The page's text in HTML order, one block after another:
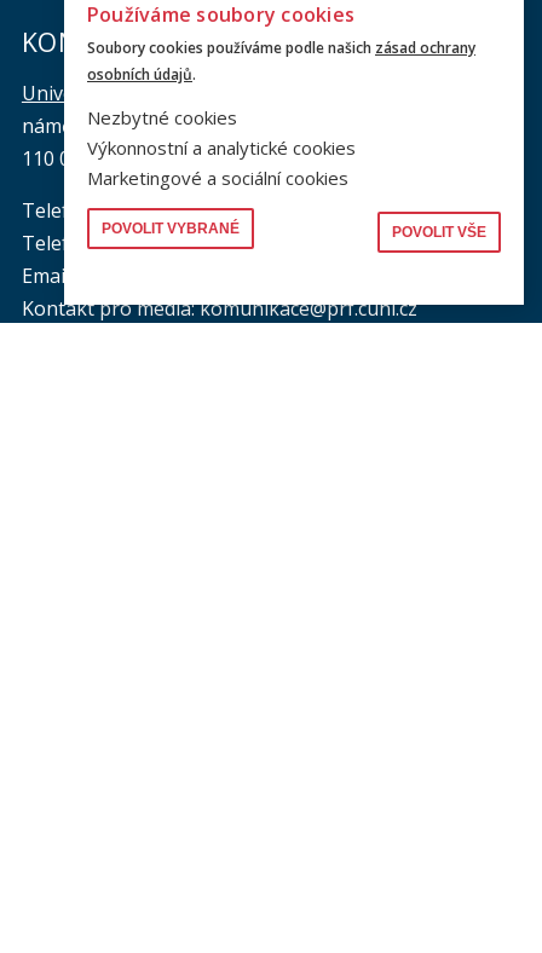
KONTAKTY
Univerzita Karlova, Právnická fakulta
náměstí Curieových 901/7, Staré Město
110 00 Praha 1
Telefon: +420 221 005 111
Telefon podatelna:+420 221 005 264
Email podatelna: podatelna@prf.cuni.cz
Kontakt pro média: komunikace@prf.cuni.cz
Používáme soubory cookies
Soubory cookies používáme podle našich zásad ochrany
osobních údajů.
Nezbytné cookies
Výkonnostní a analytické cookies
Marketingové a sociální cookies
POVOLIT VYBRANÉ POVOLIT VŠE